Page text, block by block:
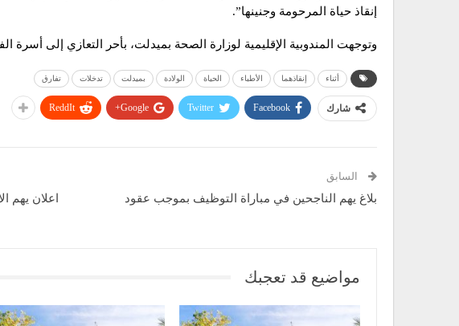
إنقاذ حياة المرحومة وجنينها”.
وتوجهت المندوبية الإقليمية لوزارة الصحة بميدلت، بأحر التعازي إلى أسرة
أثناء إنقاذهما الأطباء الحياة الولادة بميدلت تدخلات تفارق
شارك Facebook
Twitter
Google+
ReddIt
السابق
بلاغ يهم الناجحين في مباراة التوظيف بموجب عقود
اعلان يهم
مواضيع قد تعجبك